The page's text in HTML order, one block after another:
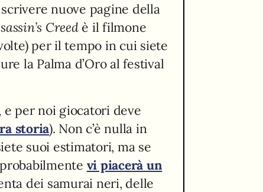
nuove pagine della
Creedè il filmone
per il tempo in cui siete
la Palma d’Oro al festival
e per noi giocatori deve
storia). Non c’è nulla in
suoi estimatori, ma se
vi piacerà un
dei samurai neri, delle